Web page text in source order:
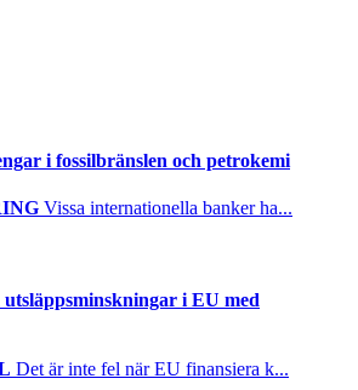
i fossilbränslen och petrokemi
Vissa internationella banker ha...
i EU med
Det är inte fel när EU finansiera k...